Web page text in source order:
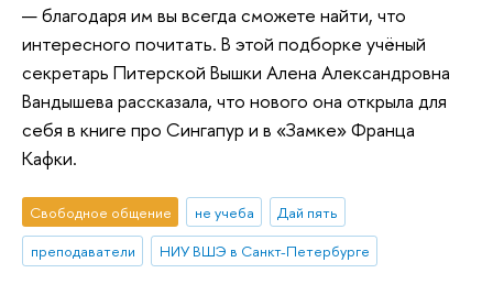
— благодаря им вы всегда сможете найти, что
интересного почитать. В этой подборке учёный
секретарь Питерской Вышки Алена Александровна
Вандышева рассказала, что нового она открыла для
себя в книге про Сингапур и в «Замке» Франца
Кафки.
Свободное общение не учеба
Дай пять
преподаватели
НИУ ВШЭ в Санкт-Петербурге